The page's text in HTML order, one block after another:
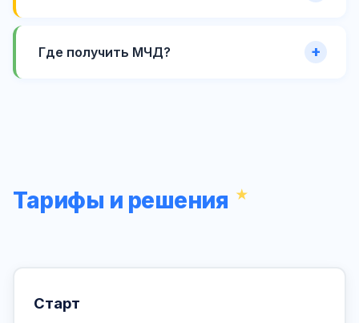
Где получить МЧД?
Тарифы и решения
Старт